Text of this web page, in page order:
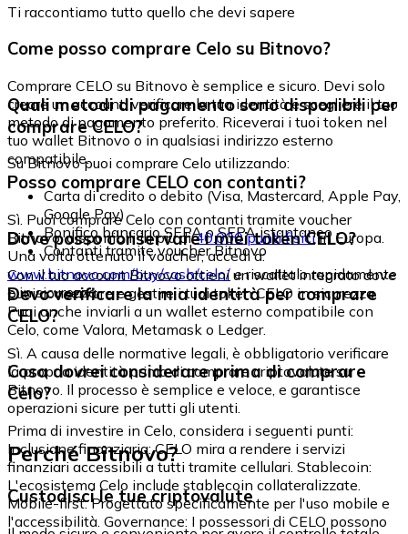
Ti raccontiamo tutto quello che devi sapere
Come posso comprare Celo su Bitnovo?
Comprare CELO su Bitnovo è semplice e sicuro. Devi solo
creare un account, verificare la tua identità e scegliere il tuo
metodo di pagamento preferito. Riceverai i tuoi token nel
tuo wallet Bitnovo o in qualsiasi indirizzo esterno
compatibile.
Quali metodi di pagamento sono disponibili per
comprare CELO?
Su Bitnovo puoi comprare Celo utilizzando:
Carta di credito o debito (Visa, Mastercard, Apple Pay,
Google Pay)
Bonifico bancario SEPA o SEPA istantaneo
Contanti tramite voucher Bitnovo
Posso comprare CELO con contanti?
Sì. Puoi comprare Celo con contanti tramite voucher
Bitnovo, disponibili in più di40.000 punti fisiciin Europa.
Una volta ottenuto il voucher, accedi a:
www.bitnovo.com/buy/cash/celo/e riscattalo rapidamente
e in sicurezza.
Dove posso conservare i miei token CELO?
Con il tuo account Bitnovo ottieni un wallet integrato dove
puoi conservare e gestire i tuoi token CELO in sicurezza.
Puoi anche inviarli a un wallet esterno compatibile con
Celo, come Valora, Metamask o Ledger.
Devo verificare la mia identità per comprare
CELO?
Sì. A causa delle normative legali, è obbligatorio verificare
la propria identità prima di comprare criptovalute su
Bitnovo. Il processo è semplice e veloce, e garantisce
operazioni sicure per tutti gli utenti.
Cosa dovrei considerare prima di comprare
Celo?
Prima di investire in Celo, considera i seguenti punti:
Inclusione finanziaria: CELO mira a rendere i servizi
finanziari accessibili a tutti tramite cellulari. Stablecoin:
L'ecosistema Celo include stablecoin collateralizzate.
Mobile-first: Progettato specificamente per l'uso mobile e
l'accessibilità. Governance: I possessori di CELO possono
Perché Bitnovo?
Custodisci le tue criptovalute